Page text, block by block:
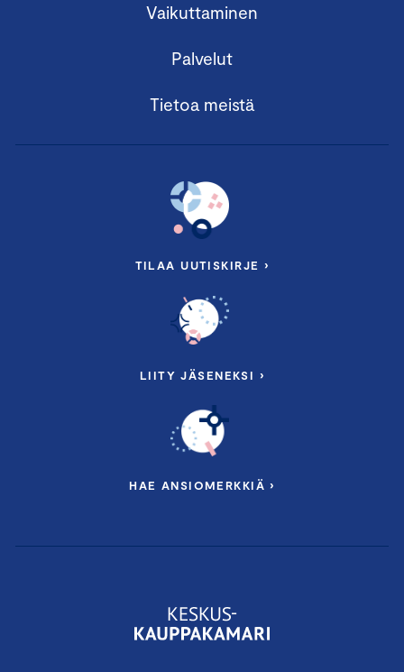
Vaikuttaminen
Palvelut
Tietoa meistä
TILAA UUTISKIRJE ›
LIITY JÄSENEKSI ›
HAE ANSIOMERKKIÄ ›